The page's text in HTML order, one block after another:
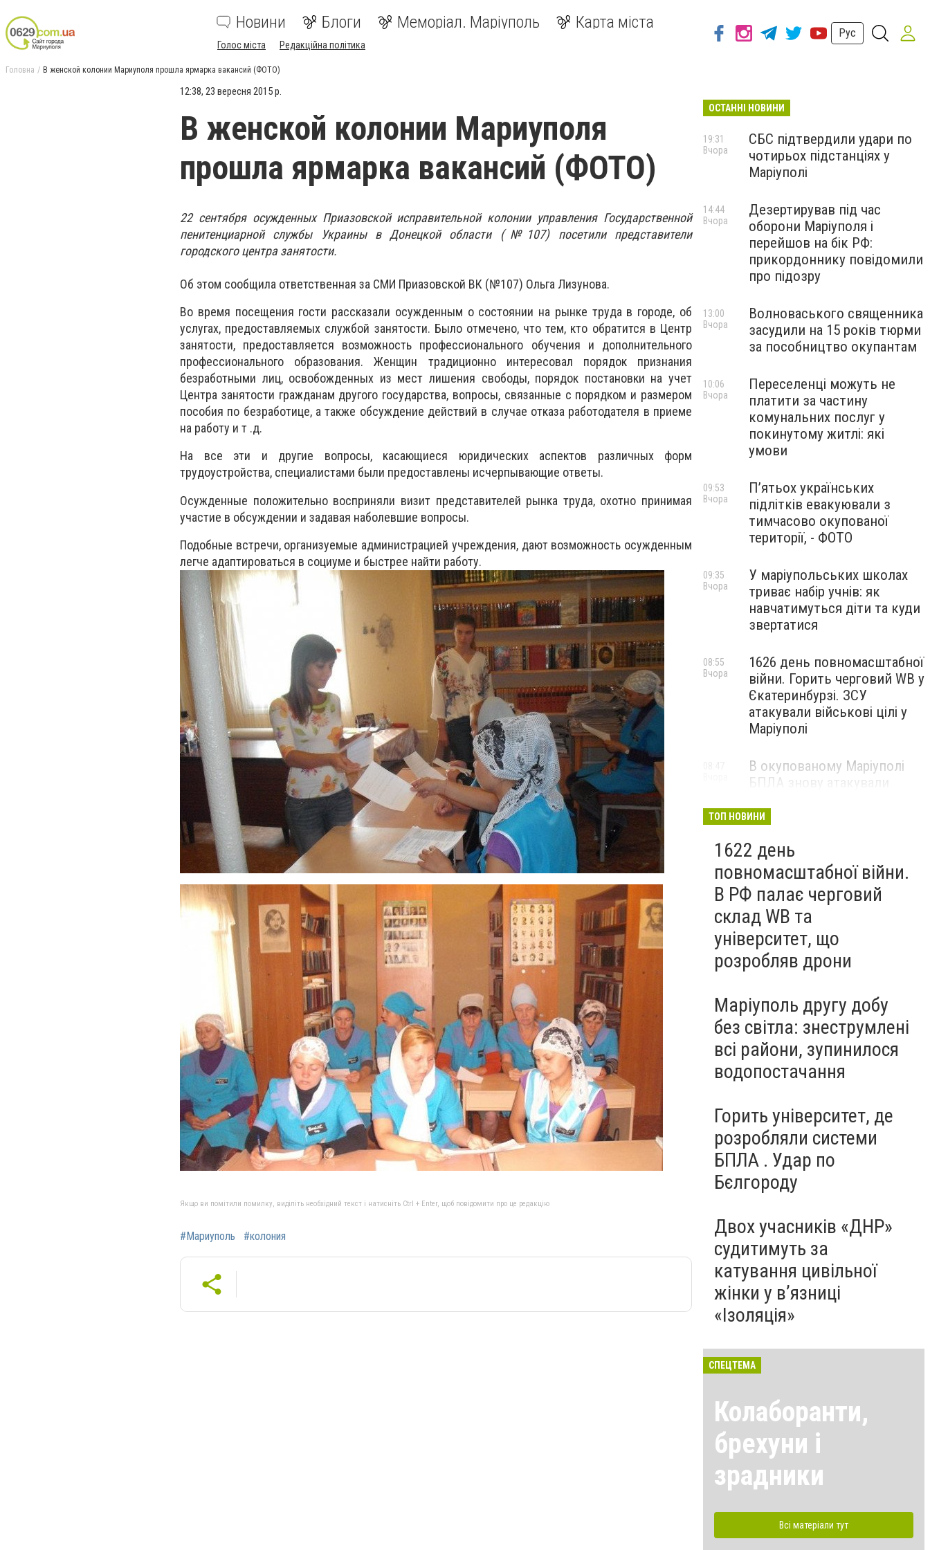
Новини Блоги Меморіал. Маріуполь Карта міста
Голос міста Редакційна політика
Рус
Головна В женской колонии Мариуполя прошла ярмарка вакансий (ФОТО)
12:38, 23 вересня 2015 р.
В женской колонии Мариуполя
прошла ярмарка вакансий (ФОТО)
22 сентября осужденных Приазовской исправительной колонии управления Государственной
пенитенциарной службы Украины в Донецкой области (№107) посетили представители
городского центра занятости.
Об этом сообщила ответственная за СМИ Приазовской ВК (№107) Ольга Лизунова.
Во время посещения гости рассказали осужденным о состоянии на рынке труда в городе, об
услугах, предоставляемых службой занятости. Было отмечено, что тем, кто обратится в Центр
занятости, предоставляется возможность профессионального обучения и дополнительного
профессионального образования. Женщин традиционно интересовал порядок признания
безработными лиц, освобожденных из мест лишения свободы, порядок постановки на учет
Центра занятости гражданам другого государства, вопросы, связанные с порядком и размером
пособия по безработице, а также обсуждение действий в случае отказа работодателя в приеме
на работу и т .д.
На все эти и другие вопросы, касающиеся юридических аспектов различных форм
трудоустройства, специалистами были предоставлены исчерпывающие ответы.
Осужденные положительно восприняли визит представителей рынка труда, охотно принимая
участие в обсуждении и задавая наболевшие вопросы.
Подобные встречи, организуемые администрацией учреждения, дают возможность осужденным
легче адаптироваться в социуме и быстрее найти работу.
Якщо ви помітили помилку, виділіть необхідний текст і натисніть Ctrl + Enter, щоб повідомити про це редакцію
#Мариуполь #колония
ОСТАННІ НОВИНИ
СБС підтвердили удари по
чотирьох підстанціях у
Маріуполі
19:31
Вчора
Дезертирував під час
оборони Маріуполя і
перейшов на бік РФ:
прикордоннику повідомили
про підозру
14:44
Вчора
Волноваського священника
засудили на 15 років тюрми
за пособництво окупантам
13:00
Вчора
Переселенці можуть не
платити за частину
комунальних послуг у
покинутому житлі: які
умови
10:06
Вчора
П’ятьох українських
підлітків евакуювали з
тимчасово окупованої
території, - ФОТО
09:53
Вчора
У маріупольських школах
триває набір учнів: як
навчатимуться діти та куди
звертатися
09:35
Вчора
1626 день повномасштабної
війни. Горить черговий WB у
Єкатеринбурзі. ЗСУ
атакували військові цілі у
Маріуполі
08:55
Вчора
В окупованому Маріуполі
БПЛА знову атакували
— ВІДЕО
ТОП НОВИНИ
1622 день
повномасштабної війни.
В РФ палає черговий
склад WB та
університет, що
розробляв дрони
Маріуполь другу добу
без світла: знеструмлені
всі райони, зупинилося
водопостачання
Горить університет, де
розробляли системи
БПЛА . Удар по
Бєлгороду
Двох учасників «ДНР»
судитимуть за
катування цивільної
жінки у в’язниці
«Ізоляція»
СПЕЦТЕМА
Колаборанти,
брехуни і
зрадники
Всі матеріали тут